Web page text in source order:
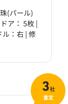
(パール)
ア： 5枚 |
：右 | 修
3社
査定